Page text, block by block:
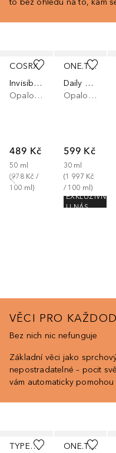
to bez ohledu na to, kam
COSRX
Invisible Sunscreen SPF 50
Opalovací krém na tělo
489 Kč
50 ml
(978 Kč /
100 ml)
ONE.TWO.FREE!
Daily Sun Protection Fluid SPF50
Opalovací krém na tělo
599 Kč
30 ml
(1 997 Kč
/ 100 ml)
EXKLUZIVNĚ
U NÁS
VĚCI PRO
Bez nich nic nefunguje
Základní věci jako
nepostradatelné – pocit
vám automaticky
TYPEBEA
ONE.TWO.FREE!